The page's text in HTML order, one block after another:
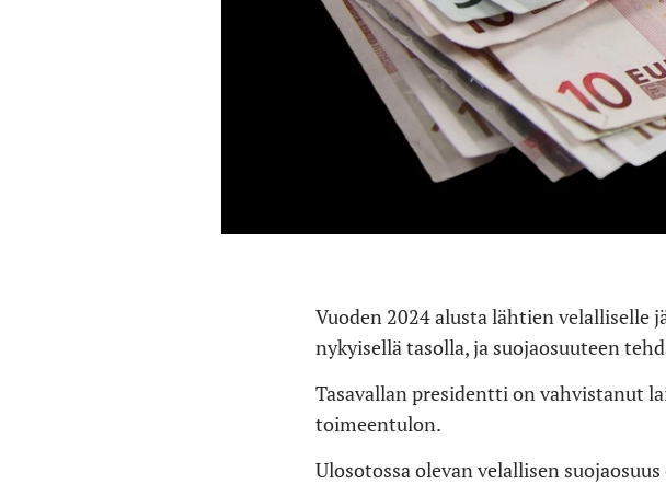
Vuoden 2024 alusta lähtien velalliselle
nykyisellä tasolla, ja suojaosuuteen
Tasavallan presidentti on vahvistanut
toimeentulon.
Ulosotossa olevan velallisen